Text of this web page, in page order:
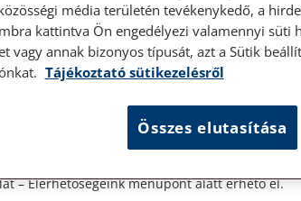
telefonon történő előzetes
érhető el.
– Elérhetőségeink menüpont alatt érhető el.
média területén tevékenykedő, a
kattintva Ön engedélyezi valamennyi süti
vagy annak bizonyos típusát, azt a Sütik
Tájékoztató sütikezelésről
Összes elutasítása